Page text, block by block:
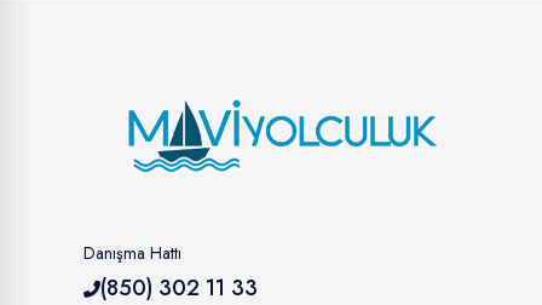
Danışma Hattı
(850) 302 11 33